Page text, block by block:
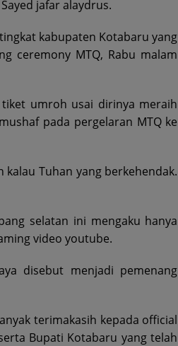
jafar alaydrus.
kabupaten Kotabaru yang
ceremony MTQ, Rabu malam
umroh usai dirinya meraih
pada pergelaran MTQ ke
kalau Tuhan yang berkehendak.
selatan ini mengaku hanya
video youtube.
disebut menjadi pemenang
terimakasih kepada official
Bupati Kotabaru yang telah